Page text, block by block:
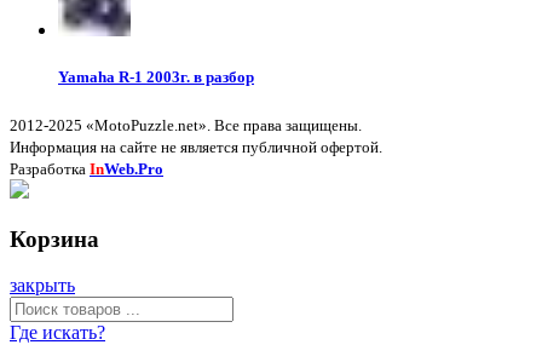
Yamaha R-1 2003г. в разбор
2012-2025 «MotoPuzzle.net». Все права защищены.
Информация на сайте не является публичной офертой.
Разработка InWeb.Pro
Корзина
закрыть
Где искать?